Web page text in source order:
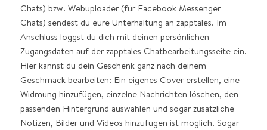
Chats) bzw. Webuploader (für Facebook Messenger
Chats) sendest du eure Unterhaltung an zapptales. Im
Anschluss loggst du dich mit deinen persönlichen
Zugangsdaten auf der zapptales Chatbearbeitungsseite ein.
Hier kannst du dein Geschenk ganz nach deinem
Geschmack bearbeiten: Ein eigenes Cover erstellen, eine
Widmung hinzufügen, einzelne Nachrichten löschen, den
passenden Hintergrund auswählen und sogar zusätzliche
Notizen, Bilder und Videos hinzufügen ist möglich. Sogar